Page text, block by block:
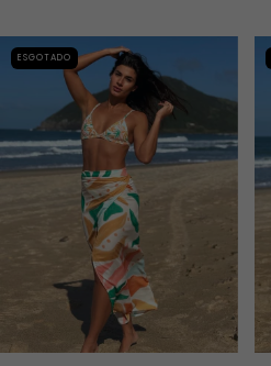
ESGOTADO